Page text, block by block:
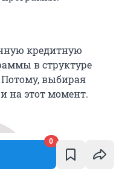
0
кредитную
в структуре
выбирая
на этот момент.